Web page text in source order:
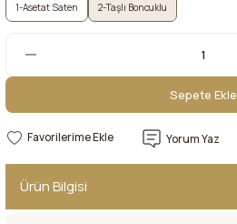
1-Asetat Saten 2-Taşlı Boncuklu
Sepete Ekle
Sepete Ekle
Yorum Yaz
Ürün Bilgisi